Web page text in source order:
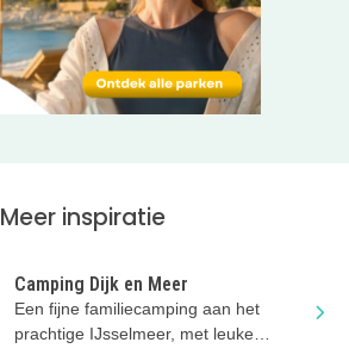
Meer inspiratie
Camping Dijk en Meer
Een fijne familiecamping aan het
prachtige IJsselmeer, met leuke